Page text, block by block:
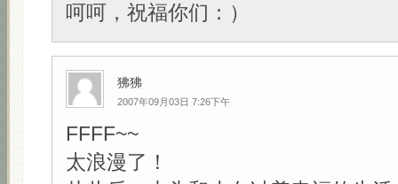
呵呵，祝福你们：）
狒狒
2007年09月03日 7:26下午
FFFF~~
太浪漫了！